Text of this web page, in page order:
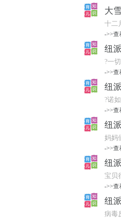
大
十二
->>查
纽
?一
->>查
纽
?诺
->>查
纽
妈妈
->>查
纽
宝贝
->>查
纽
病毒